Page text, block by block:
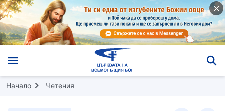
Начало Четения